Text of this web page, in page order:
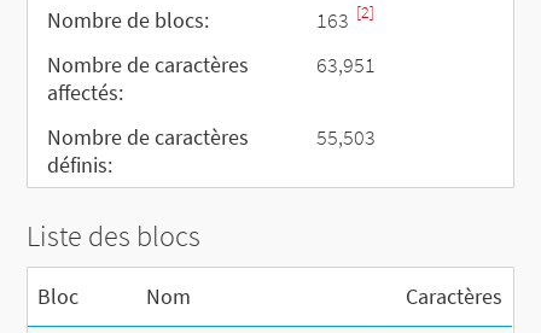
Nombre de blocs: 163 [2]
Nombre de caractères
affectés:
63,951
Nombre de caractères
définis:
55,503
Liste des blocs
Bloc Nom
Caractères